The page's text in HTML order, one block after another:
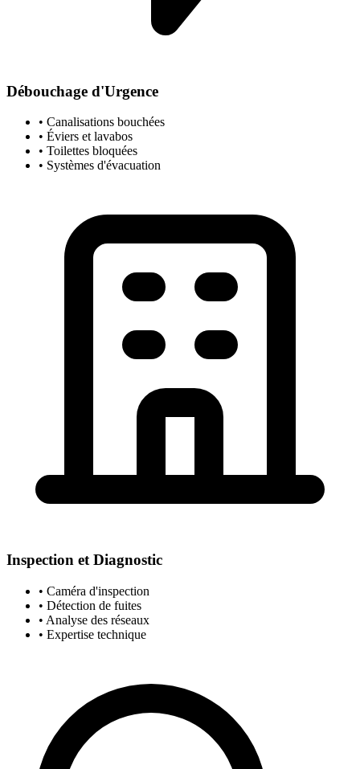
Débouchage d'Urgence
• Canalisations bouchées
• Éviers et lavabos
• Toilettes bloquées
• Systèmes d'évacuation
Inspection et Diagnostic
• Caméra d'inspection
• Détection de fuites
• Analyse des réseaux
• Expertise technique